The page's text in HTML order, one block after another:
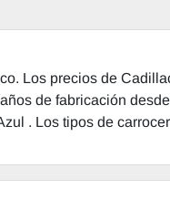
Los precios de
de fabricación
. Los tipos de